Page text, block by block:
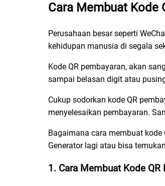
Cara Membuat Kode
Perusahaan besar seperti
kehidupan manusia di segala
Kode QR pembayaran, akan
sampai belasan digit atau
Cukup sodorkan kode QR
menyelesaikan pembayaran.
Bagaimana cara membuat kode
Generator lagi atau bisa
1. Cara Membuat Kode QR